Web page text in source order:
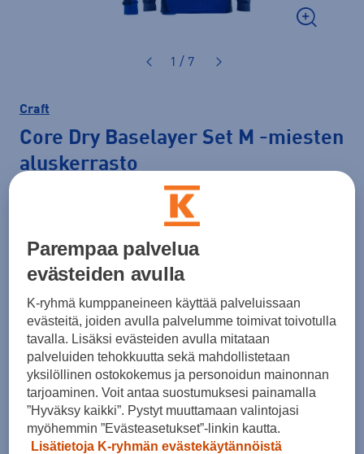
1 / 7
Craft
Core Dry Baselayer Set M -miesten
aluskerrasto
Väri
Koko
XS
Kokotaulukko
Parempaa palvelua
evästeiden avulla
K-ryhmä kumppaneineen käyttää palveluissaan
evästeitä, joiden avulla palvelumme toimivat toivotulla
tavalla. Lisäksi evästeiden avulla mitataan
palveluiden tehokkuutta sekä mahdollistetaan
yksilöllinen ostokokemus ja personoidun mainonnan
tarjoaminen. Voit antaa suostumuksesi painamalla
”Hyväksy kaikki”. Pystyt muuttamaan valintojasi
myöhemmin ”Evästeasetukset”-linkin kautta.
Lisätietoja K-ryhmän evästekäytännöistä